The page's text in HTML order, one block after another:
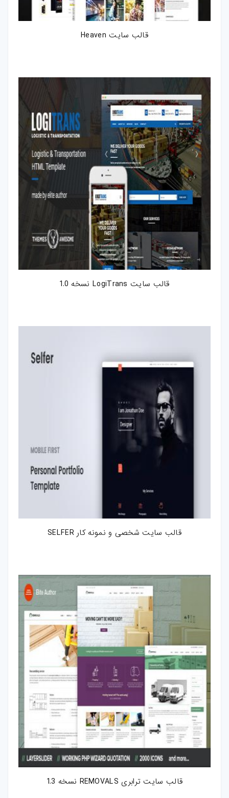
قالب سایت Heaven
قالب سایت LogiTrans نسخه 1.0
قالب سایت شخصی و نمونه کار SELFER
قالب سایت ترابری REMOVALS نسخه 1.3